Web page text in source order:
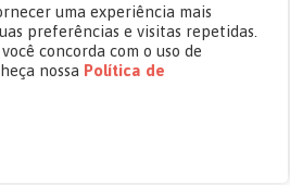
uma experiência mais
preferências e visitas repetidas.
você concorda com o uso de
nossa Política de